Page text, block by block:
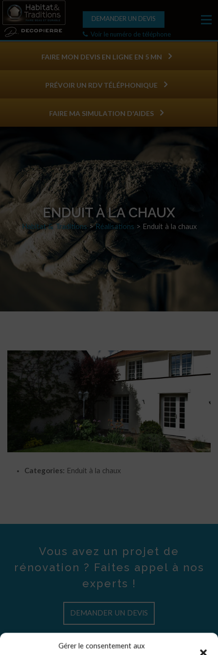
Gérer le consentement aux
DEMANDER UN DEVIS
Voir le numéro de téléphone
FAIRE MON DEVIS EN LIGNE EN 5 MN
PRÉVOIR UN RDV TÉLÉPHONIQUE
FAIRE MA SIMULATION D'AIDES
ENDUIT À LA CHAUX
Habitat & Traditions>Réalisations > Enduit à la chaux
Categories: Enduit à la chaux
Vous avez un projet de
rénovation ? Faites appel à nos
experts !
DEMANDER UN DEVIS